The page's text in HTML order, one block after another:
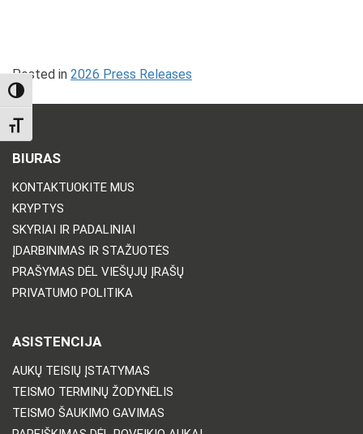
TOGGLE HIGH CONTRAST
TOGGLE FONT SIZE
Posted in 2026 Press Releases
BIURAS
KONTAKTUOKITE MUS
KRYPTYS
SKYRIAI IR PADALINIAI
ĮDARBINIMAS IR STAŽUOTĖS
PRAŠYMAS DĖL VIEŠŲJŲ ĮRAŠŲ
PRIVATUMO POLITIKA
ASISTENCIJA
AUKŲ TEISIŲ ĮSTATYMAS
TEISMO TERMINŲ ŽODYNĖLIS
TEISMO ŠAUKIMO GAVIMAS